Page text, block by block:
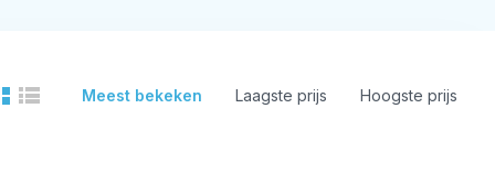
Meest bekeken Laagste prijs Hoogste prijs